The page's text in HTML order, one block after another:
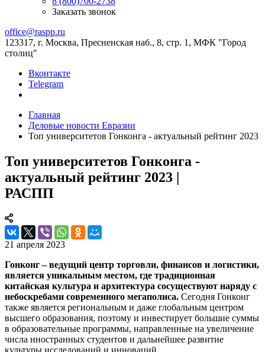
Заказать звонок
office@raspp.ru
123317, г. Москва, Пресненская наб., 8, стр. 1, МФК "Город
столиц"
Вконтакте
Telegram
Главная
Деловые новости Евразии
Топ университетов Гонконга - актуальный рейтинг 2023
Топ университетов Гонконга -
актуальный рейтинг 2023 |
РАСПП
21 апреля 2023
Гонконг – ведущий центр торговли, финансов и логистики,
является уникальным местом, где традиционная
китайская культура и архитектура сосуществуют наряду с
небоскребами современного мегаполиса. Сегодня Гонконг
также является региональным и даже глобальным центром
высшего образования, поэтому и инвестирует большие суммы
в образовательные программы, направленные на увеличение
числа иностранных студентов и дальнейшее развитие
культуры исследований и инноваций.